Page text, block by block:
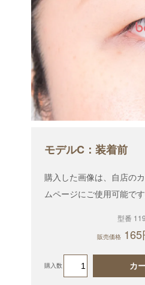
モデルC：装着前
購入した画像は、自店の
ムページにご使用可能です
型番
販売価格 165
購入数 カ